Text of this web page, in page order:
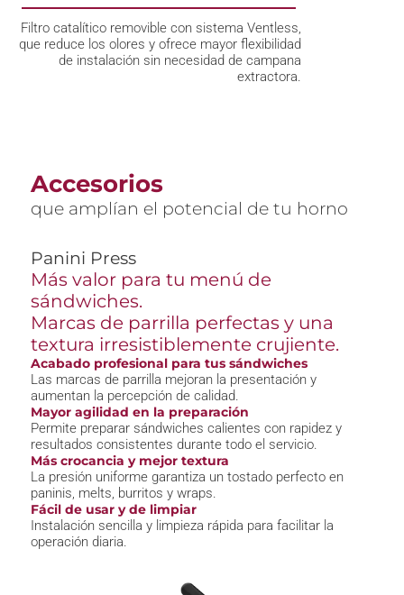
Filtro catalítico removible con sistema Ventless,
que reduce los olores y ofrece mayor flexibilidad
de instalación sin necesidad de campana
extractora.
Accesorios
que amplían el potencial de tu horno
Panini Press
Más valor para tu menú de
sándwiches.
Marcas de parrilla perfectas y una
textura irresistiblemente crujiente.
Acabado profesional para tus sándwiches
Las marcas de parrilla mejoran la presentación y
aumentan la percepción de calidad.
Mayor agilidad en la preparación
Permite preparar sándwiches calientes con rapidez y
resultados consistentes durante todo el servicio.
Más crocancia y mejor textura
La presión uniforme garantiza un tostado perfecto en
paninis, melts, burritos y wraps.
Fácil de usar y de limpiar
Instalación sencilla y limpieza rápida para facilitar la
operación diaria.